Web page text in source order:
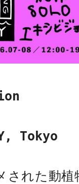
Tokyo
された動